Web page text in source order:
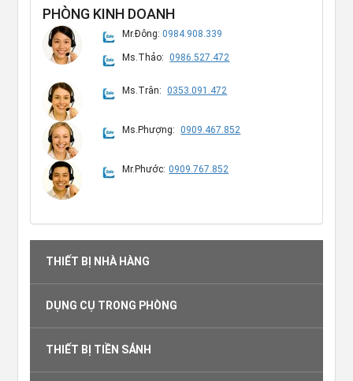
PHÒNG KINH DOANH
Mr.Đông:0984.908.339
Ms.Thảo: 0986.527.472
Ms.Trân: 0353.091.472
Ms.Phượng: 0909.467.852
Mr.Phước: 0909.767.852
THIẾT BỊ NHÀ HÀNG
DỤNG CỤ TRONG PHÒNG
THIẾT BỊ TIỀN SẢNH